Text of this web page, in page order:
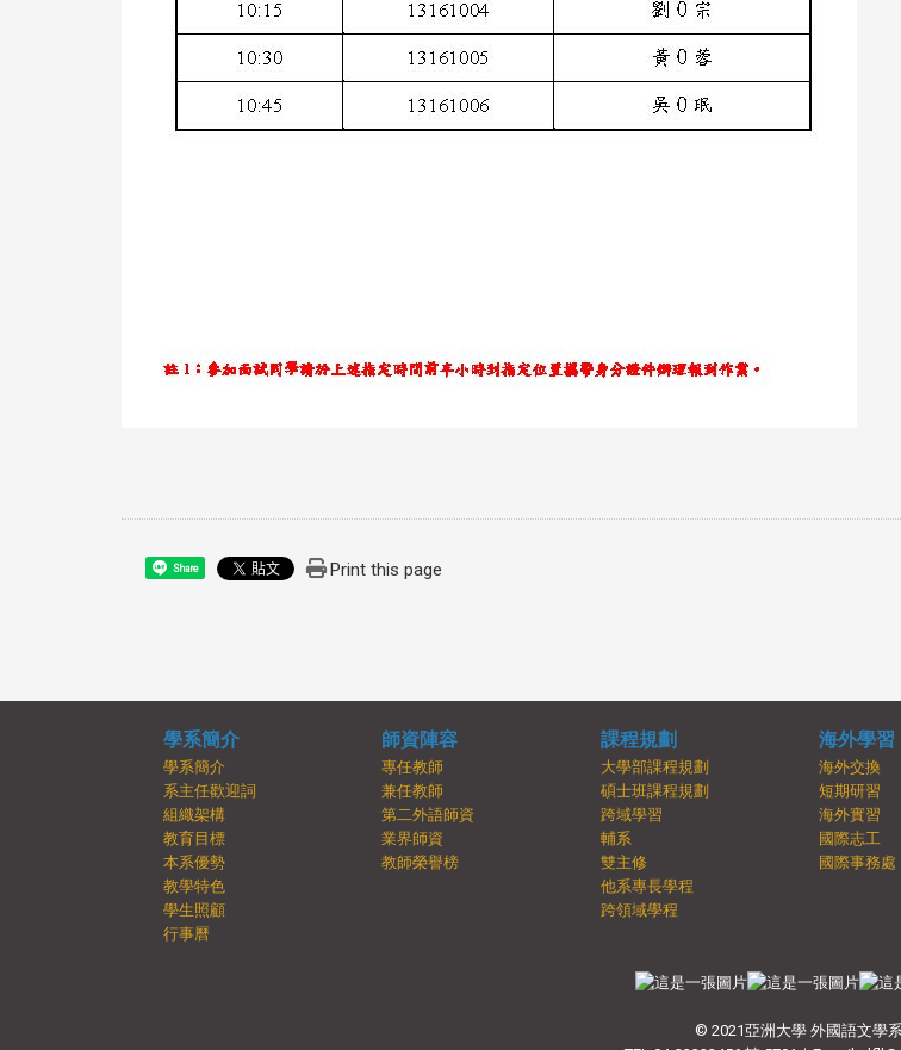
Share Print this page
學系簡介
學系簡介
系主任歡迎詞
組織架構
教育目標
本系優勢
教學特色
學生照顧
行事曆
師資陣容
專任教師
兼任教師
第二外語師資
業界師資
教師榮譽榜
課程規劃
大學部課程規劃
碩士班課程規劃
跨域學習
輔系
雙主修
他系專長學程
跨領域學程
海外學習
海外交換
短期研習
海外實習
國際志工
國際事務處
© 2021亞洲大學 外國語文學系